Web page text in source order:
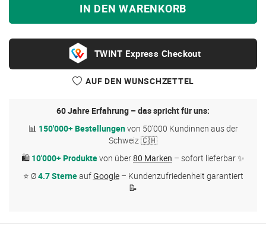
IN DEN WARENKORB
Express Checkout
AUF DEN WUNSCHZETTEL
60 Jahre Erfahrung – das spricht für uns:
📊 150'000+ Bestellungenvon 50'000 Kundinnen aus der
Schweiz 🇨🇭
🛍 10'000+ Produktevon über80 Marken – sofort lieferbar ✨
⭐ Ø4.7 SterneaufGoogle– Kundenzufriedenheit garantiert
📝